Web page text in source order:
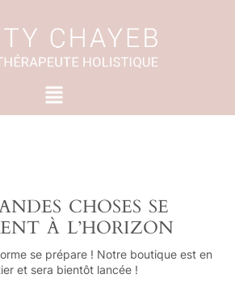
Menu
CHOSES SE
À L’HORIZON
se prépare ! Notre boutique est en
et sera bientôt lancée !